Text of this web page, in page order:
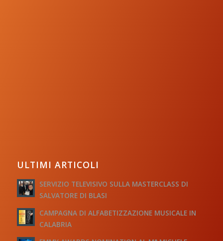
ULTIMI ARTICOLI
SERVIZIO TELEVISIVO SULLA MASTERCLASS DI
SALVATORE DI BLASI
CAMPAGNA DI ALFABETIZZAZIONE MUSICALE IN
CALABRIA